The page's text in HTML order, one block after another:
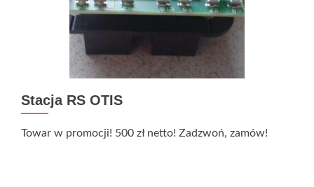
Stacja RS OTIS
Towar w promocji! 500 zł netto! Zadzwoń, zamów!